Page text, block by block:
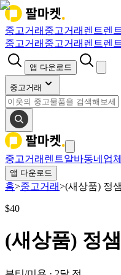
중고거래 중고거래 렌트렌트
중고거래 중고거래 렌트렌트
앱 다운로드
중고거래
중고거래 렌트알바동네업체
앱 다운로드
홈>중고거래>(새상품) 정
$40
(새상품) 정